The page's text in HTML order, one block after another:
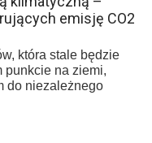
emisję CO2
która stale będzie
punkcie na ziemi,
do niezależnego